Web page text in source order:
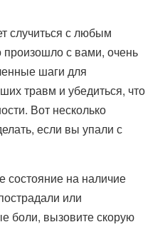
случиться с любым
произошло с вами, очень
шаги для
травм и убедиться, что
Вот несколько
если вы упали с
состояние на наличие
или
боли, вызовите скорую